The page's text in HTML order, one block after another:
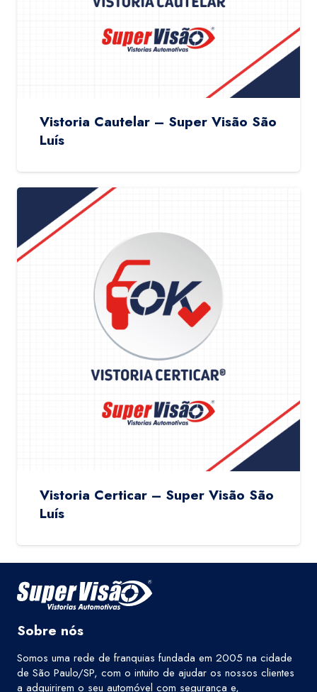
Vistoria Cautelar – Super Visão São
Luís
Vistoria Certicar – Super Visão São
Luís
Sobre nós
Somos uma rede de franquias fundada em 2005 na cidade
de São Paulo/SP, com o intuito de ajudar os nossos clientes
a adquirirem o seu automóvel com segurança e,